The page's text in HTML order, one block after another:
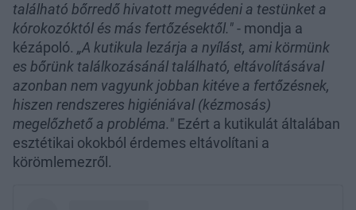
található bőrredő hivatott megvédeni a testünket a
kórokozóktól és más fertőzésektől."- mondja a
kézápoló. „A kutikula lezárja a nyílást, ami körmünk
es bőrünk találkozásánál található, eltávolításával
azonban nem vagyunk jobban kitéve a fertőzésnek,
hiszen rendszeres higiéniával (kézmosás)
megelőzhető a probléma." Ezért a kutikulát általában
esztétikai okokból érdemes eltávolítani a
körömlemezről.